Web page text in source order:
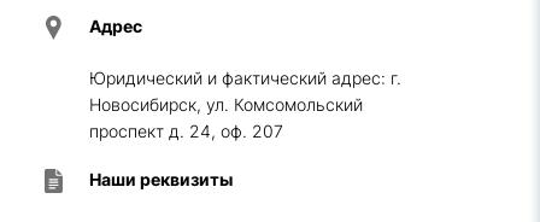
Адрес
Юридический и фактический адрес: г.
Новосибирск, ул. Комсомольский
проспект д. 24, оф. 207
Наши реквизиты